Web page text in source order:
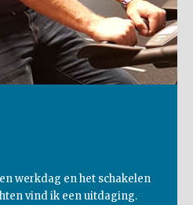
werkdag en het schakelen
vind ik een uitdaging.